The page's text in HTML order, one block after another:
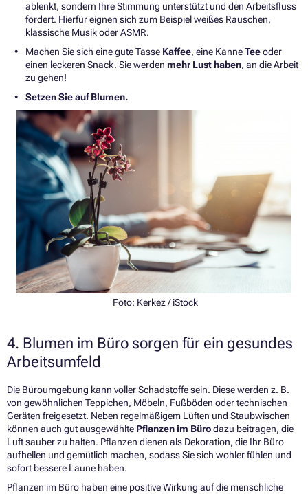
ablenkt, sondern Ihre Stimmung unterstützt und den Arbeitsfluss
fördert. Hierfür eignen sich zum Beispiel weißes Rauschen,
klassische Musik oder ASMR.
Machen Sie sich eine gute Tasse Kaffee, eine KanneTeeoder
einen leckeren Snack. Sie werden mehr Lust haben, an die Arbeit
zu gehen!
Setzen Sie auf Blumen.
Foto: Kerkez/ iStock
4. Blumen im Büro sorgen für ein gesundes
Arbeitsumfeld
Die Büroumgebung kann voller Schadstoffe sein. Diese werden z. B.
von gewöhnlichen Teppichen, Möbeln, Fußböden oder technischen
Geräten freigesetzt. Neben regelmäßigem Lüften und Staubwischen
können auch gut ausgewählte Pflanzen im Bürodazu beitragen, die
Luft sauber zu halten. Pflanzen dienen als Dekoration, die Ihr Büro
aufhellen und gemütlich machen, sodass Sie sich wohler fühlen und
sofort bessere Laune haben.
Pflanzen im Büro haben eine positive Wirkung auf die menschliche